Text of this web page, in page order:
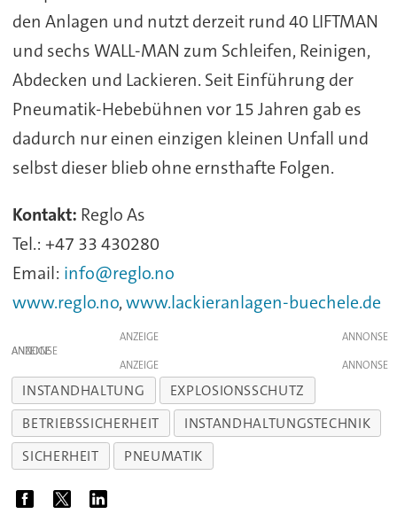
den Anlagen und nutzt derzeit rund 40 LIFTMAN
und sechs WALL-MAN zum Schleifen, Reinigen,
Abdecken und Lackieren. Seit Einführung der
Pneumatik-Hebebühnen vor 15 Jahren gab es
dadurch nur einen einzigen kleinen Unfall und
selbst dieser blieb ohne ernsthafte Folgen.
Kontakt: Reglo As
Tel.: +47 33 430280
Email: info@reglo.no
www.reglo.no,www.lackieranlagen-buechele.de
ANZEIGE
ANZEIGE
ANZEIGE
INSTANDHALTUNG
EXPLOSIONSSCHUTZ
BETRIEBSSICHERHEIT
INSTANDHALTUNGSTECHNIK
SICHERHEIT
PNEUMATIK